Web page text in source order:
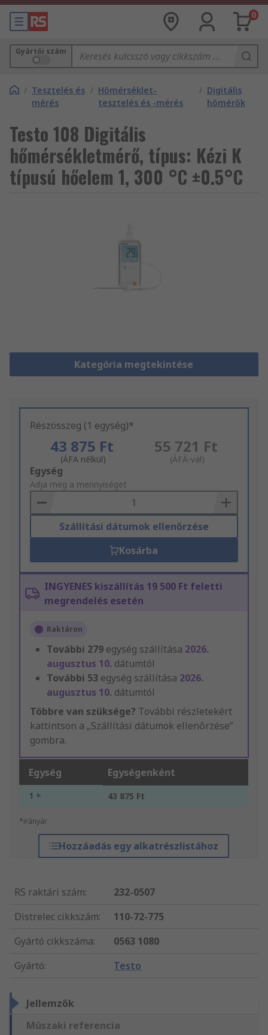
0
Gyártói szám
/ Tesztelés és
mérés
/ Hőmérséklet-
tesztelés és -mérés
/ Digitális
hőmérők
Testo 108 Digitális
hőmérsékletmérő, típus: Kézi K
típusú hőelem 1, 300 °C ±0.5°C
Kategória megtekintése
Részösszeg (1 egység)*
43 875 Ft
(ÁFA nélkül)
55 721 Ft
(ÁFÁ-val)
Add
to
Basket
Egység
Adja meg a mennyiséget
Szállítási dátumok ellenőrzése
Kosárba
INGYENES kiszállítás 19 500 Ft feletti
megrendelés esetén
Raktáron
További 279 egység szállítása 2026.
augusztus 10. dátumtól
További 53 egység szállítása 2026.
augusztus 10. dátumtól
Többre van szüksége? További részletekért
kattintson a „Szállítási dátumok ellenőrzése”
gombra.
Egység Egységenként
1 + 43 875 Ft
*irányár
Hozzáadás egy alkatrészlistához
RS raktári szám:
232-0507
Distrelec cikkszám:
110-72-775
Gyártó cikkszáma:
0563 1080
Gyártó: Testo
Jellemzők
Műszaki referencia